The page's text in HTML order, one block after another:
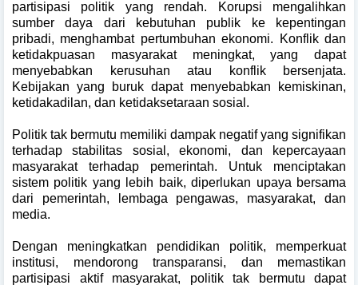
partisipasi politik yang rendah. Korupsi mengalihkan
sumber daya dari kebutuhan publik ke kepentingan
pribadi, menghambat pertumbuhan ekonomi. Konflik dan
ketidakpuasan masyarakat meningkat, yang dapat
menyebabkan kerusuhan atau konflik bersenjata.
Kebijakan yang buruk dapat menyebabkan kemiskinan,
ketidakadilan, dan ketidaksetaraan sosial.
Politik tak bermutu memiliki dampak negatif yang signifikan
terhadap stabilitas sosial, ekonomi, dan kepercayaan
masyarakat terhadap pemerintah. Untuk menciptakan
sistem politik yang lebih baik, diperlukan upaya bersama
dari pemerintah, lembaga pengawas, masyarakat, dan
media.
Dengan meningkatkan pendidikan politik, memperkuat
institusi, mendorong transparansi, dan memastikan
partisipasi aktif masyarakat, politik tak bermutu dapat